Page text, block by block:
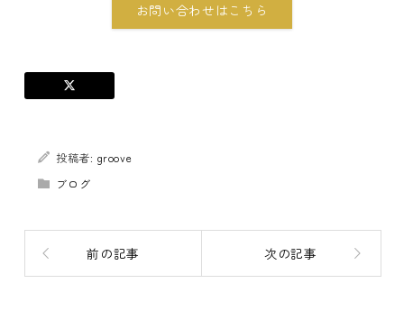
お問い合わせはこちら
投稿者: groove
ブログ
前の記事 次の記事